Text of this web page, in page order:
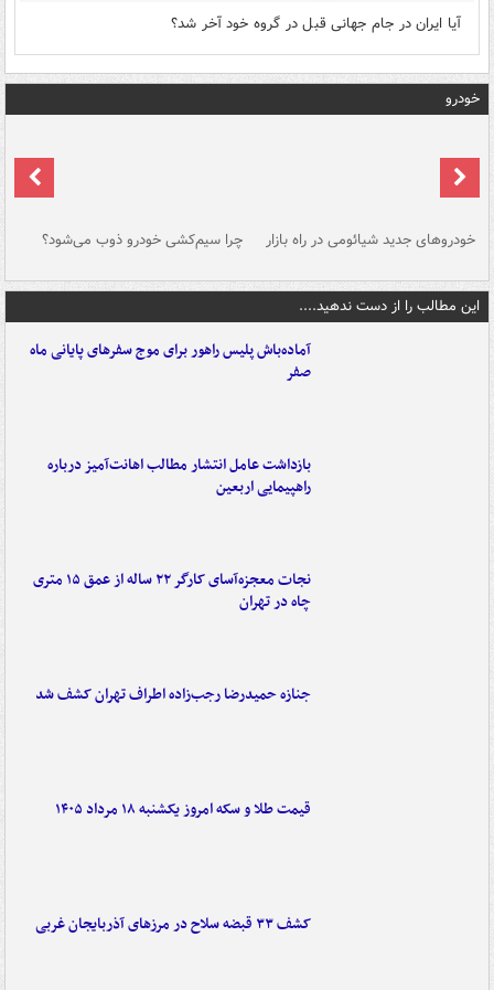
آیا ایران در جام جهانی قبل در گروه خود آخر شد؟
خودرو
خودروهای جدید شیائومی در راه بازار چرا سیم‌کشی خودرو ذوب می‌شود؟
این مطالب را از دست ندهید....
آماده‌باش پلیس راهور برای موج سفرهای پایانی ماه
صفر
بازداشت عامل انتشار مطالب اهانت‌آمیز درباره
راهپیمایی اربعین
نجات معجزه‌آسای کارگر ۲۲ ساله از عمق ۱۵ متری
چاه در تهران
جنازه حمیدرضا رجب‌زاده اطراف تهران کشف شد
قیمت طلا و سکه امروز یکشنبه ۱۸ مرداد ۱۴۰۵
کشف ۳۳ قبضه سلاح در مرزهای آذربایجان غربی